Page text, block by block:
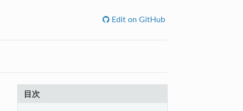
Edit on GitHub
目次